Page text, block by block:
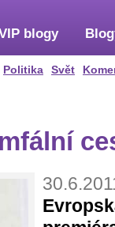
Politika Svět
blogy